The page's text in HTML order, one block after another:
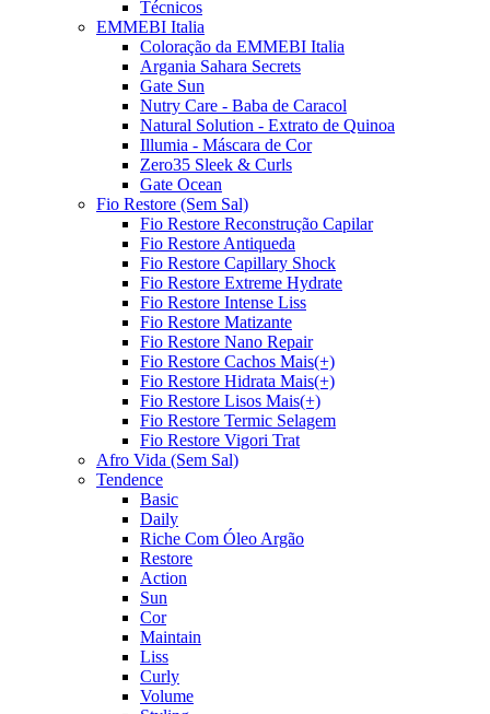
Técnicos
EMMEBI Italia
Coloração da EMMEBI Italia
Argania Sahara Secrets
Gate Sun
Nutry Care - Baba de Caracol
Natural Solution - Extrato de Quinoa
Illumia - Máscara de Cor
Zero35 Sleek & Curls
Gate Ocean
Fio Restore (Sem Sal)
Fio Restore Reconstrução Capilar
Fio Restore Antiqueda
Fio Restore Capillary Shock
Fio Restore Extreme Hydrate
Fio Restore Intense Liss
Fio Restore Matizante
Fio Restore Nano Repair
Fio Restore Cachos Mais(+)
Fio Restore Hidrata Mais(+)
Fio Restore Lisos Mais(+)
Fio Restore Termic Selagem
Fio Restore Vigori Trat
Afro Vida (Sem Sal)
Tendence
Basic
Daily
Riche Com Óleo Argão
Restore
Action
Sun
Cor
Maintain
Liss
Curly
Volume